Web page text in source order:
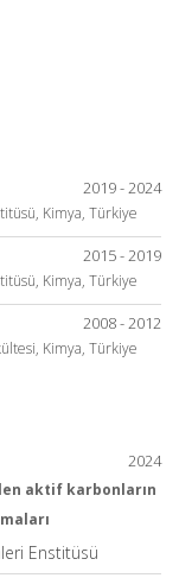
2019 - 2024
Kimya, Türkiye
2015 - 2019
Kimya, Türkiye
2008 - 2012
Kimya, Türkiye
2024
aktif karbonların
Enstitüsü